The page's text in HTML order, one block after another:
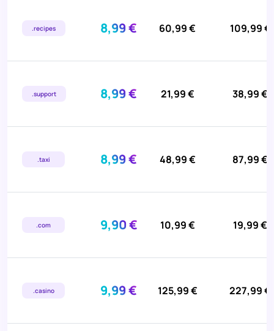
.recipes 8,99 € 60,99 € 109,99 €
.support 8,99 € 21,99 € 38,99 €
.taxi 8,99 € 48,99 € 87,99 €
.com 9,90 € 10,99 € 19,99 €
.casino 9,99 € 125,99 € 227,99 €